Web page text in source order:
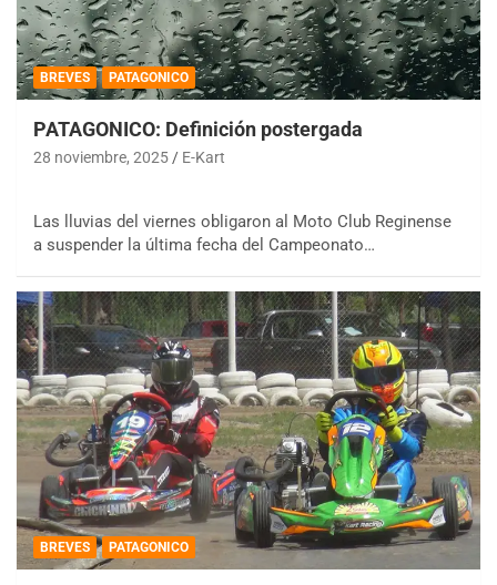
BREVES PATAGONICO
PATAGONICO: Definición postergada
28 noviembre, 2025 E-Kart
Las lluvias del viernes obligaron al Moto Club Reginense
a suspender la última fecha del Campeonato…
BREVES PATAGONICO